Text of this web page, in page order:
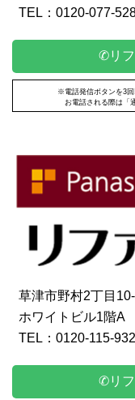
TEL：0120-077-
✆リフ
※電話発信ボタンを3回
お電話される際は「
草津市野村2丁目
ホワイトビル1階A
TEL：0120-115-932
✆リフ